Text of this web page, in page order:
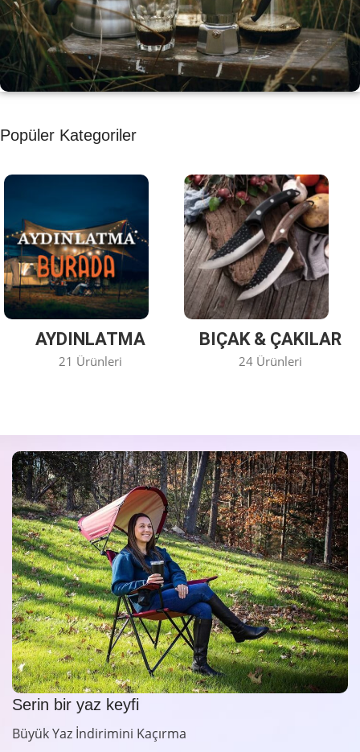
KAHVE KEYFİ
Kahvemizi Denediniz mi ?
Keşfet
Popüler Kategoriler
AYDINLATMA
21 Ürünleri
BIÇAK & ÇAKILAR
24 Ürünleri
Serin bir yaz keyfi
Büyük Yaz İndirimini Kaçırma